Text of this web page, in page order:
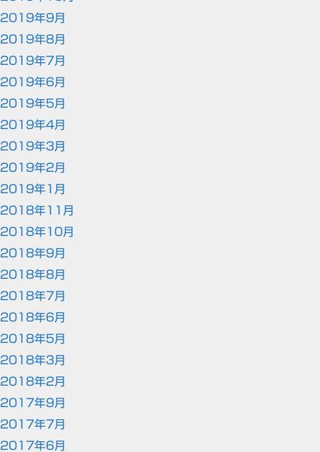
2019年9月
2019年8月
2019年7月
2019年6月
2019年5月
2019年4月
2019年3月
2019年2月
2019年1月
2018年11月
2018年10月
2018年9月
2018年8月
2018年7月
2018年6月
2018年5月
2018年3月
2018年2月
2017年9月
2017年7月
2017年6月